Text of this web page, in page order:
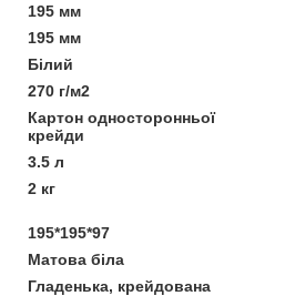
195 мм
195 мм
Білий
270 г/м2
Картон односторонньої
крейди
3.5 л
2 кг
195*195*97
Матова біла
Гладенька, крейдована